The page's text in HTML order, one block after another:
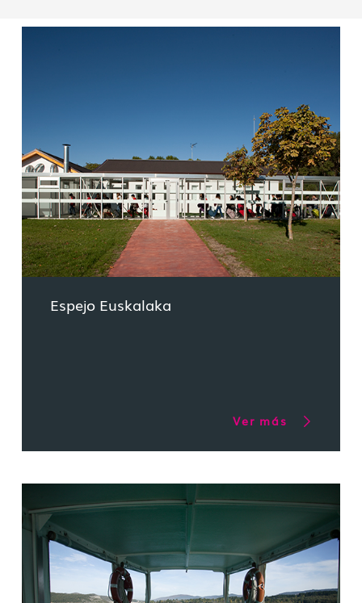
Espejo Euskalaka
Ver más